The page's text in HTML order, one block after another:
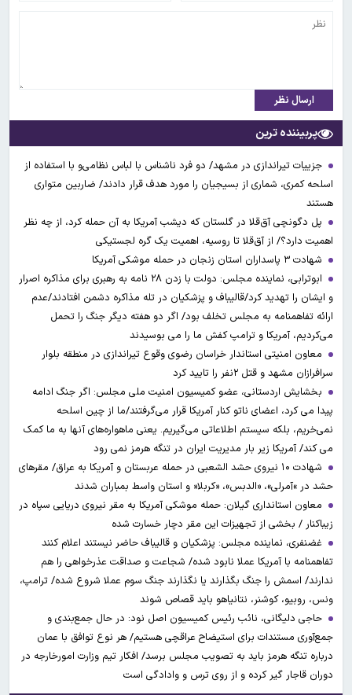
ارسال نظر
پربیننده ترین
جزییات تیراندازی در مشهد/ دو فرد ناشناس با لباس نظامی‌و با استفاده از
اسلحه کمری، شماری از بسیجیان را مورد هدف قرار دادند/ ضاربین متواری
هستند
پل دگونچی آق‌قلا در گلستان که دیشب آمریکا به آن حمله کرد، از چه نظر
اهمیت دارد؟/ از آق‌قلا تا روسیه، اهمیت یک گره لجستیکی
شهادت ۳ ‌پاسداران استان زنجان در حمله موشکی آمریکا
ابوترابی، نماینده مجلس: دولت با زدن ۲۸ نامه به رهبری برای مذاکره اصرار
و ایشان را تهدید کرد/قالیباف و پزشکیان در تله مذاکره دشمن افتادند/عدم
ارائه تفاهمنامه به مجلس تخلف بود/ اگر دو هفته دیگر جنگ را تحمل
می‌کردیم، آمریکا و ترامپ کفش ما را می بوسیدند
معاون امنیتی استاندار خراسان رضوی وقوع تیراندازی در منطقه بلوار
سرافرازان مشهد و قتل ۲نفر را تایید کرد
بخشایش اردستانی، عضو کمیسیون امنیت ملی مجلس: اگر جنگ ادامه
پیدا می کرد، اعضای ناتو کنار آمریکا قرار می‌گرفتند/ما از چین اسلحه
نمی‌خریم، بلکه سیستم اطلاعاتی می‌گیریم. یعنی ماهواره‌های آنها به ما کمک
می کند/ آمریکا زیر بار مدیریت ایران در تنگه هرمز نمی رود
شهادت ۱۰ نیروی حشد الشعبی در حمله عربستان و آمریکا به عراق/ مقرهای
حشد در »آمرلی»، «الدبس»، «کربلا« و استان واسط بمباران شدند
معاون استانداری گیلان: حمله موشکی آمریکا به مقر نیروی دریایی سپاه در
زیباکنار / بخشی از تجهیزات این مقر دچار خسارت شده
غضنفری، نماینده مجلس: پزشکیان و قالیباف حاضر نیستند اعلام کنند
تفاهمنامه با آمریکا عملا نابود شده/ شجاعت و صداقت عذرخواهی را هم
ندارند/ اسمش را جنگ بگذارند یا نگذارند جنگ سوم عملا شروع شده/ ترامپ،
ونس، روبیو، کوشنر، نتانیاهو باید قصاص شوند
حاجی دلیگانی، نائب رئیس کمیسیون اصل نود: در حال جمع‌بندی و
جمع‌آوری مستندات برای استیضاح عراقچی هستیم/ هر نوع توافق با عمان
درباره تنگه هرمز باید به تصویب مجلس برسد/ افکار تیم وزارت امورخارجه در
دوران قاجار گیر کرده و از روی ترس و وادادگی است